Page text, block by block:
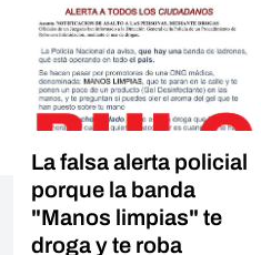
La falsa alerta policial
porque la banda
"Manos limpias" te
droga y te roba